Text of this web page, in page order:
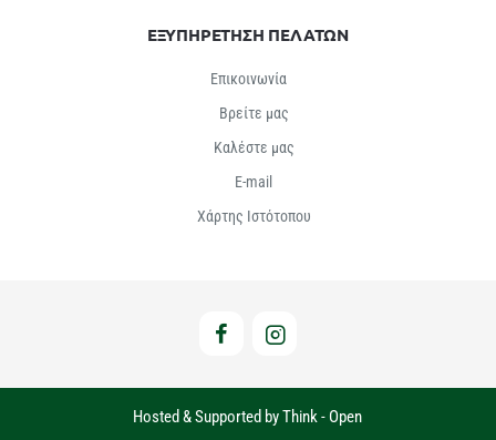
ΕΞΥΠΗΡΕΤΗΣΗ ΠΕΛΑΤΩΝ
Επικοινωνία
Βρείτε μας
Καλέστε μας
E-mail
Χάρτης Ιστότοπου
Hosted & Supported by Think - Open